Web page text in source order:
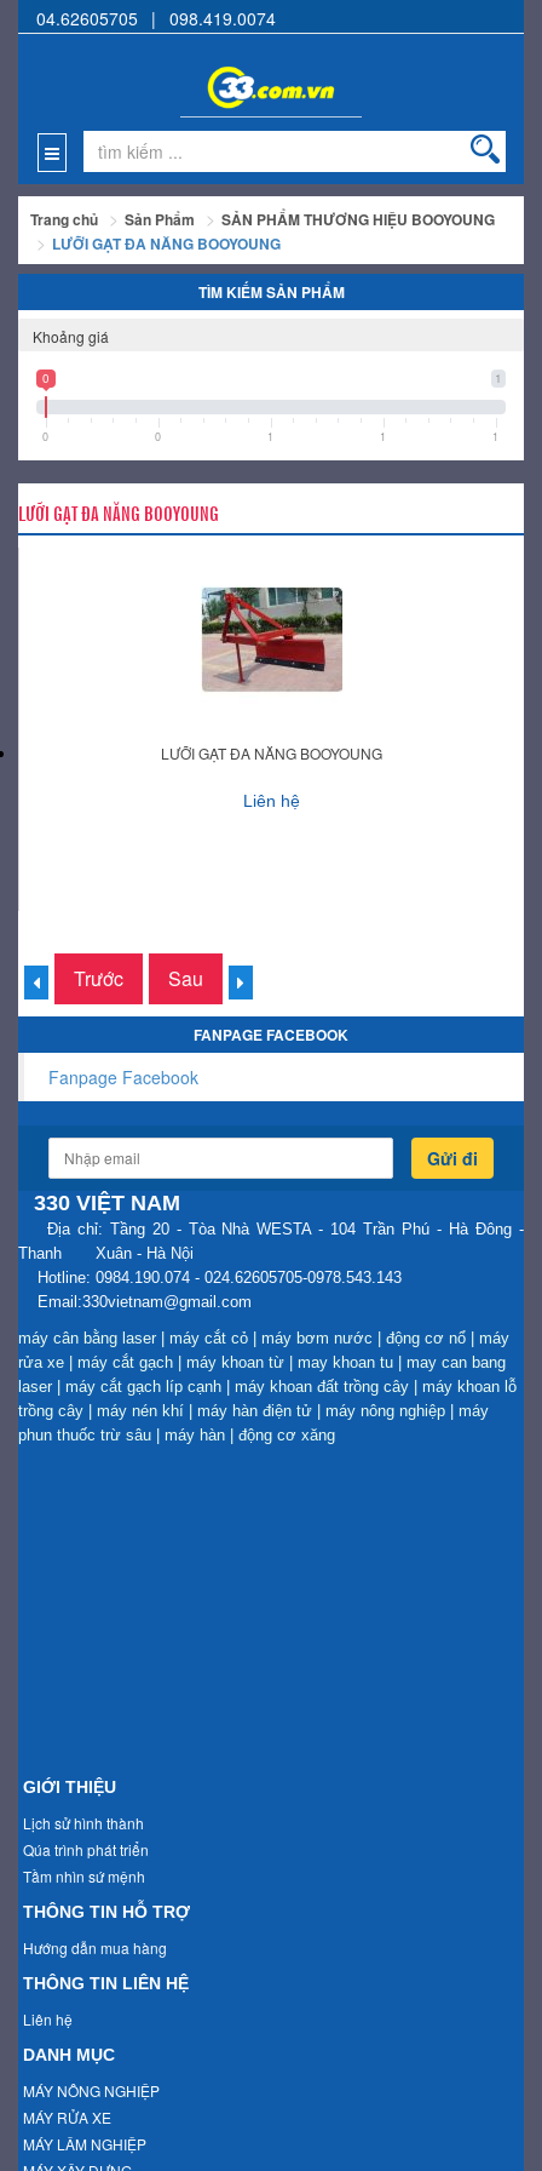
04.62605705 | 098.419.0074
Trang chủ Sản Phẩm
SẢN PHẨM THƯƠNG HIỆU BOOYOUNG
LƯỠI GẠT ĐA NĂNG BOOYOUNG
TÌM KIẾM SẢN PHẨM
Khoảng giá
1
0
0 0 1 1 1
LƯỠI GẠT ĐA NĂNG BOOYOUNG
LƯỠI GẠT ĐA NĂNG BOOYOUNG
Liên hệ
Trước Sau
FANPAGE FACEBOOK
Fanpage Facebook
Gửi đi
330 VIỆT NAM
Địa chỉ: Tầng 20 - Tòa Nhà WESTA - 104 Trần Phú - Hà Đông -
Thanh Xuân - Hà Nội
Hotline: 0984.190.074 - 024.62605705-0978.543.143
Email:330vietnam@gmail.com
máy cân bằng laser | máy cắt cỏ | máy bơm nước | động cơ nổ | máy
rửa xe | máy cắt gạch | máy khoan từ | may khoan tu | may can bang
laser | máy cắt gạch líp cạnh | máy khoan đất trồng cây | máy khoan lỗ
trồng cây | máy nén khí | máy hàn điện tử | máy nông nghiệp | máy
phun thuốc trừ sâu | máy hàn | động cơ xăng
GIỚI THIỆU
Lịch sử hình thành
Qúa trình phát triển
Tầm nhìn sứ mệnh
THÔNG TIN HỖ TRỢ
Hướng dẫn mua hàng
THÔNG TIN LIÊN HỆ
Liên hệ
DANH MỤC
MÁY NÔNG NGHIỆP
MÁY RỬA XE
MÁY LÂM NGHIỆP